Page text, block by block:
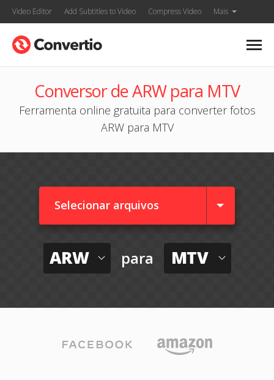
Video Editor Add Subtitles to Video Compress Video Mais
Conversor de ARW para MTV
Ferramenta online gratuita para converter fotos
ARW para MTV
Selecionar arquivos
ARW para MTV